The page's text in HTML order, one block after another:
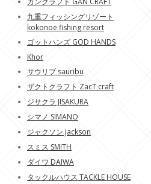
九重フィッシングリゾート
kokonoe fishing resort
ゴットハンズ GOD HANDS
Khor
サウリブ sauribu
ザクトクラフト ZacT craft
ジサクラ JISAKURA
シマノ SIMANO
ジャクソン Jackson
スミス SMITH
ダイワ DAIWA
タックルハウス TACKLE HOUSE